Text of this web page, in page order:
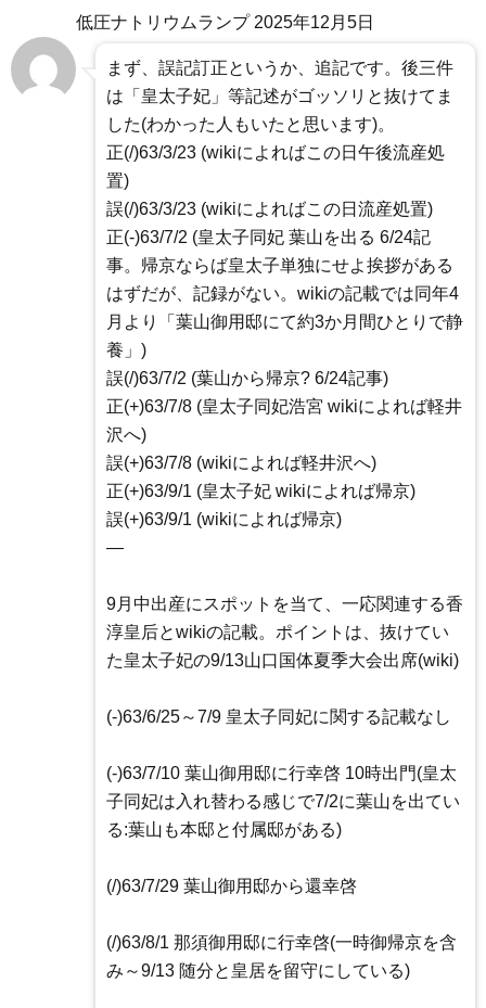
低圧ナトリウムランプ 2025年12月5日
まず、誤記訂正というか、追記です。後三件
は「皇太子妃」等記述がゴッソリと抜けてま
した(わかった人もいたと思います)。
正(/)63/3/23 (wikiによればこの日午後流産処
置)
誤(/)63/3/23 (wikiによればこの日流産処置)
正(-)63/7/2 (皇太子同妃 葉山を出る 6/24記
事。帰京ならば皇太子単独にせよ挨拶がある
はずだが、記録がない。wikiの記載では同年4
月より「葉山御用邸にて約3か月間ひとりで静
養」)
誤(/)63/7/2 (葉山から帰京? 6/24記事)
正(+)63/7/8 (皇太子同妃浩宮 wikiによれば軽井
沢へ)
誤(+)63/7/8 (wikiによれば軽井沢へ)
正(+)63/9/1 (皇太子妃 wikiによれば帰京)
誤(+)63/9/1 (wikiによれば帰京)
—
9月中出産にスポットを当て、一応関連する香
淳皇后とwikiの記載。ポイントは、抜けてい
た皇太子妃の9/13山口国体夏季大会出席(wiki)
(-)63/6/25～7/9 皇太子同妃に関する記載なし
(-)63/7/10 葉山御用邸に行幸啓 10時出門(皇太
子同妃は入れ替わる感じで7/2に葉山を出てい
る:葉山も本邸と付属邸がある)
(/)63/7/29 葉山御用邸から還幸啓
(/)63/8/1 那須御用邸に行幸啓(一時御帰京を含
み～9/13 随分と皇居を留守にしている)